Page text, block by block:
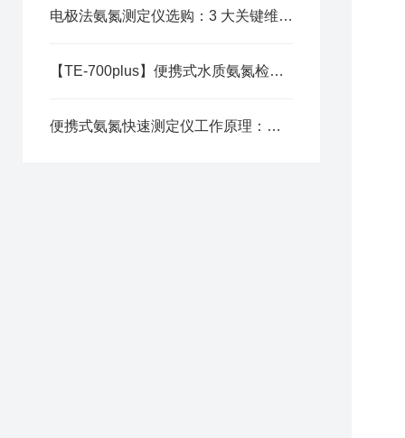
电极法氨氮测定仪选购：3 大关键维度，适配多场景检测需求
【TE-700plus】便携式水质氨氮检测仪：精准测量，守护水质安全新标准
便携式氨氮快速测定仪工作原理：从预处理到出数的核心步骤拆解